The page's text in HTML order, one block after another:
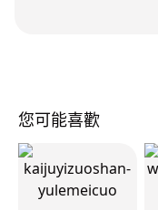
您可能喜歡